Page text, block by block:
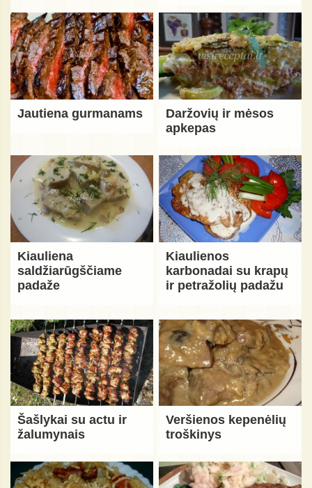
Jautiena gurmanams
Daržovių ir mėsos
apkepas
Kiauliena
saldžiarūgščiame
padaže
Kiaulienos
karbonadai su krapų
ir petražolių padažu
Šašlykai su actu ir
žalumynais
Veršienos kepenėlių
troškinys